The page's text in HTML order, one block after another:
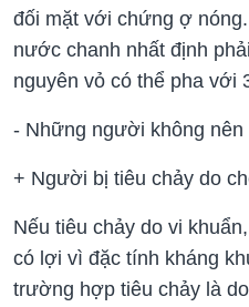
đối mặt với chứng ợ
nước chanh nhất định
nguyên vỏ có thể pha với
- Những người không
+ Người bị tiêu chảy do
Nếu tiêu chảy do vi
có lợi vì đặc tính kháng
trường hợp tiêu chảy là